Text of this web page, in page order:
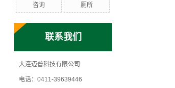
咨询
厕所
联系我们
大连迈普科技有限公司
电话：0411-39639446